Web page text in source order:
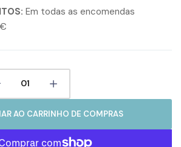
Em todas as encomendas
AO CARRINHO DE COMPRAS